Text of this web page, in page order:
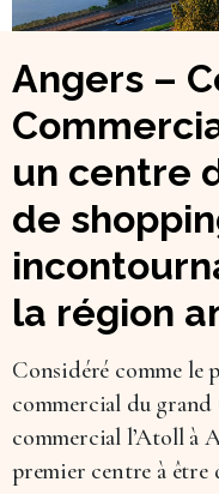
Angers –
un centre
de
la région
Considéré comme le
commercial du grand
commercial l’Atoll à
premier centre à être